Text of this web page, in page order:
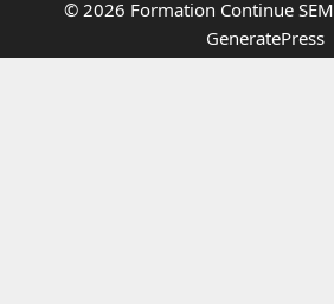
© 2026 Formation Continue SEM
GeneratePress